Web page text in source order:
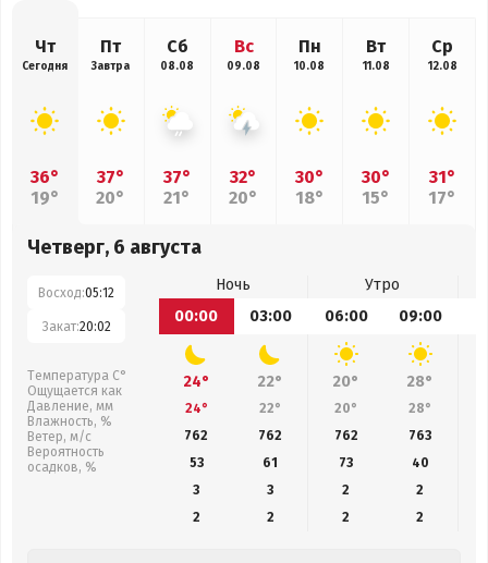
Чт
Сегодня
36°
19°
Пт
Завтра
37°
20°
Сб
08.08
37°
21°
Вс
09.08
32°
20°
Пн
10.08
30°
18°
Вт
11.08
30°
15°
Ср
12.08
31°
17°
Четверг, 6 августа
Восход:05:12
Закат:20:02
Температура С°
Ощущается как
Давление, мм
Влажность, %
Ветер, м/с
Вероятность
осадков, %
Ночь
Утро
00:00
03:00 06:00 09:00
24° 22° 20° 28°
24° 22° 20° 28°
762
762 762 763
53
61 73 40
3
3 2
2
2
2 2 2